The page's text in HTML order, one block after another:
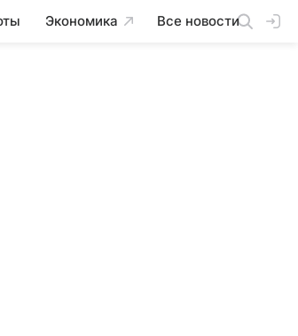
Экономика Все новости